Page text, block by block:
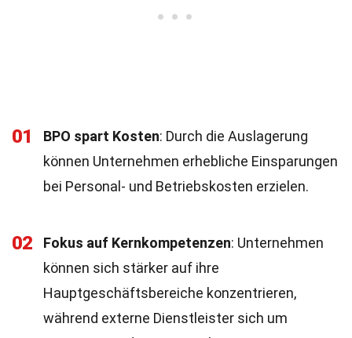
01 BPO spart Kosten: Durch die Auslagerung
können Unternehmen erhebliche Einsparungen
bei Personal- und Betriebskosten erzielen.
02 Fokus auf Kernkompetenzen: Unternehmen
können sich stärker auf ihre
Hauptgeschäftsbereiche konzentrieren,
während externe Dienstleister sich um